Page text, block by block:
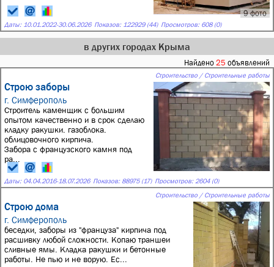
9 фото
Даты: 10.01.2022-30.06.2026 Показов: 122929 (44) Просмотров: 608 (0)
в других городах Крыма
Найдено 25 объявлений
Строительство / Строительные работы
Строю заборы
г. Симферополь
Строитель каменщик с большим
опытом качественно и в срок сделаю
кладку ракушки. газоблока.
облицовочного кирпича.
Забора с французского камня под
ра...
Даты: 04.04.2016-18.07.2026 Показов: 88975 (17) Просмотров: 2604 (0)
Строительство / Строительные работы
Строю дома
г. Симферополь
беседки, заборы из "француза" кирпича под
расшивку любой сложности. Копаю траншеи
сливные ямы. Кладка ракушки и бетонные
работы. Не пью и не ворую. Ес...